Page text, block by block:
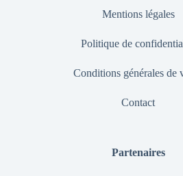
Mentions légales
Politique de
Conditions générales de
Contact
Partenaires